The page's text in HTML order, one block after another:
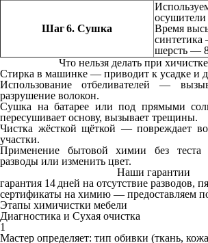
Шаг 6. Сушка
Время
синтетика
шерсть —
Что нельзя делать при
Стирка в машинке — приводит к усадке и
Использование отбеливателей —
разрушение волокон.
Сушка на батарее или под прямыми
пересушивает основу, вызывает трещины.
Чистка жёсткой щёткой — повреждает
участки.
Применение бытовой химии без
разводы или изменить цвет.
Наши гарантии
гарантия 14 дней на отсутствие разводов,
сертификаты на химию — предоставляем
Этапы химичистки мебели
Диагностика и Сухая очистка
1
Мастер определяет: тип обивки (ткань,